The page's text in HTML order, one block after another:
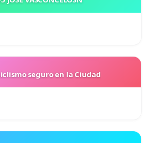
seguro en la Ciudad